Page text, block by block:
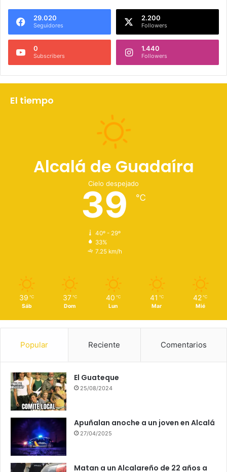
29.020
Seguidores
2.200
Followers
0
Subscribers
1.440
Followers
El tiempo
Alcalá de Guadaíra
Cielo despejado
39 ℃
40º - 29º
33%
7.25 km/h
39 ℃
Sáb
37 ℃
Dom
40 ℃
Lun
41 ℃
Mar
42 ℃
Mié
Popular Reciente Comentarios
El Guateque
25/08/2024
Apuñalan anoche a un joven en Alcalá
27/04/2025
Matan a un Alcalareño de 22 años a